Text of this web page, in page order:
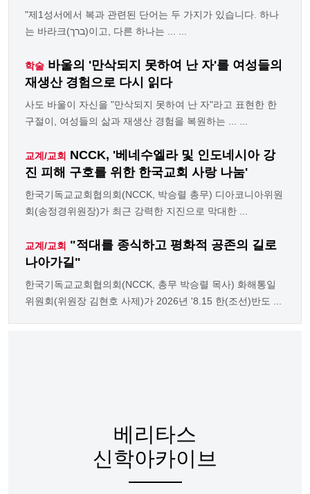
"제1성서에서 복과 관련된 단어는 두 가지가 있습니다. 하나
는 바라크(ברך)이고, 다른 하나는 ... ...
학술 바울의 '만삭되지 못하여 난 자'를 여성들의
재생산 경험으로 다시 읽다
사도 바울이 자신을 "만삭되지 못하여 난 자"라고 표현한 한
구절이, 여성들의 삶과 재생산 경험을 복원하는 ... ...
교계/교회 NCCK, '베네수엘라 및 인도네시아 강
진 피해 구호를 위한 한국교회 사랑 나눔'
한국기독교교회협의회(NCCK, 박승렬 총무) 디아코니아위원
회(송정경위원장)가 최근 강력한 지진으로 막대한 ...
교계/교회 "적대를 종식하고 평화적 공존의 길로
나아가길"
한국기독교교회협의회(NCCK, 총무 박승렬 목사) 화해통일
위원회(위원장 김현호 사제)가 2026년 '8.15 한(조선)반도 ...
베리타스
신학아카이브